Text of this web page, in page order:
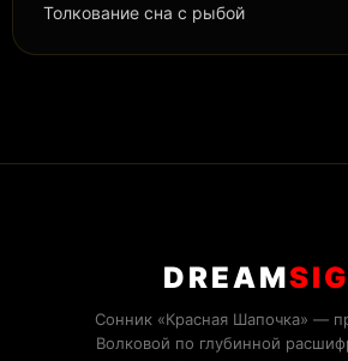
Толкование сна с рыбой
DREAM
Сонник «Красная Шапочка» —
Волковой по глубинной